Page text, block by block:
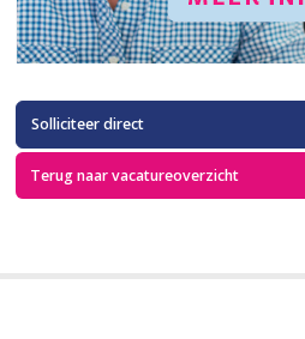
Solliciteer direct
Terug naar vacatureoverzicht